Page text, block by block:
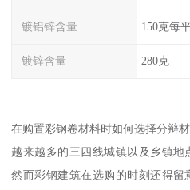
镀铝锌含量 150克每
镀锌含量 280克
在购置彩钢卷材料时如何选择分辩
越来越多的三四线城镇以及乡镇地
然而彩钢建筑在选购的时刻还得留